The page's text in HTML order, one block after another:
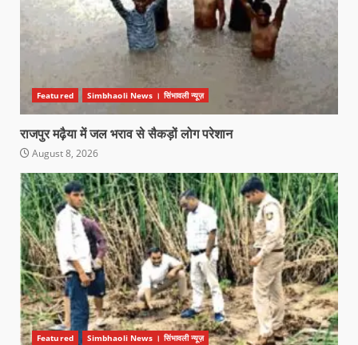
Featured Simbhaoli News । सिंभावली न्यूज़
राजपुर मढ़ैया में जल भराव से सैकड़ों लोग परेशान
August 8, 2026
Featured Simbhaoli News । सिंभावली न्यूज़